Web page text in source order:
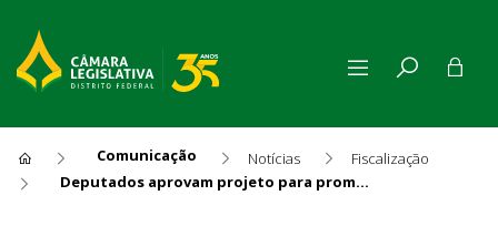
Comunicação Notícias
Fiscalização
Deputados aprovam projeto para promover transparência no sistema de transporte coletivo do DF